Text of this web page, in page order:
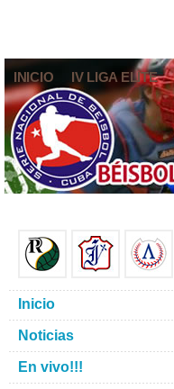
INICIO IV LIGA ELITE
Inicio
Noticias
En vivo!!!